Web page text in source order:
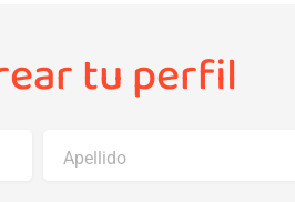
tu perfil
Apellido